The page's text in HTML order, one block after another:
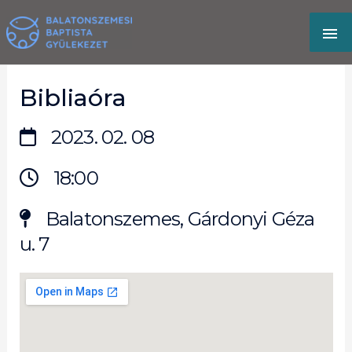
to
content
Bibliaóra
2023. 02. 08
18:00
Balatonszemes, Gárdonyi Géza
u. 7